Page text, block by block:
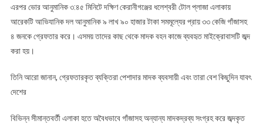
এরপর ভোর আনুমানিক ৩:৪৫ মিনিটে দক্ষিণ কেরানীগঞ্জের ধলেশ্বরী টোল প্লাজা এলাকায়
আরেকটি আভিযানিক দল আনুমানিক ৯ লাখ ৯০ হাজার টাকা সমমূল্যের প্রায় ৩৩ কেজি গাঁজাসহ
৪ জনকে গ্রেফতার করে। এসময় তাদের কাছ থেকে মাদক বহন কাজে ব্যবহৃত মাইক্রোবাসটি জব্দ
করা হয়।
তিনি আরো জানান, গ্রেফতারকৃত ব্যক্তিরা পেশাদার মাদক ব্যবসায়ী এবং তারা বেশ কিছুদিন যাবৎ
দেশের
বিভিন্ন সীমান্তবর্তী এলাকা হতে অবৈধভাবে গাঁজাসহ অন্যান্য মাদকদ্রব্য সংগ্রহ করে জব্দকৃত